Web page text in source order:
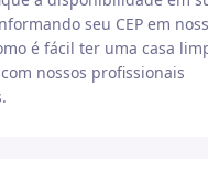
seu CEP em
é fácil ter uma casa
nossos profissionais